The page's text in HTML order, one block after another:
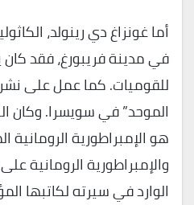
أما غونزاغ دي رينولد،
في مدينة فريبورغ، فقد كان
للقوميات. كما عمل على
الموحد” في سويسرا. وكان
هو الإمبراطورية الرومانية
والإمبراطورية الرومانية
الوارد في سيرته لكاتبها